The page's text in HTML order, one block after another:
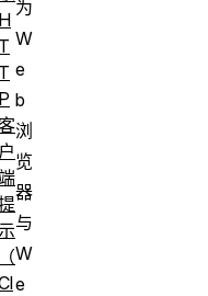
为
W
e
b
浏
览
器
与
W
e
H
T
T
P
户
示
（